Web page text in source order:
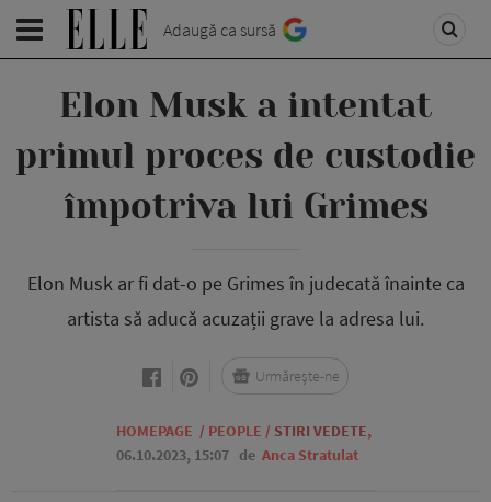
Adaugă ca sursă
Elon Musk a intentat
primul proces de custodie
împotriva lui Grimes
Elon Musk ar fi dat-o pe Grimes în judecată înainte ca
artista să aducă acuzații grave la adresa lui.
HOMEPAGE / PEOPLE / STIRI VEDETE,
06.10.2023, 15:07 de Anca Stratulat
Urmărește-ne